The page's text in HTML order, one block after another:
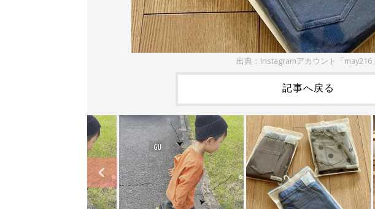
出典：Instagramアカウント「may216」
記事へ戻る